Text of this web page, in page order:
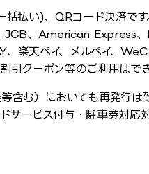
払い)、QRコード決済です
JCB、American Express
楽天ペイ、メルペイ、
クーポン等のご利用はでき
含む）においても再発行は
ービス付与・駐車券対応